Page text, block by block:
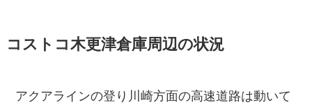
コストコ木更津倉庫周辺の状況
アクアラインの登り川崎方面の高速道路は動いて